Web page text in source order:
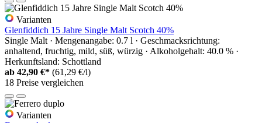
Varianten
Glenfiddich 15 Jahre Single Malt Scotch 40%
Single Malt · Mengenangabe: 0.7 l · Geschmacksrichtung:
anhaltend, fruchtig, mild, süß, würzig · Alkoholgehalt: 40.0 % ·
Herkunftsland: Schottland
ab 42,90 €* (61,29 €/l)
18 Preise vergleichen
Varianten